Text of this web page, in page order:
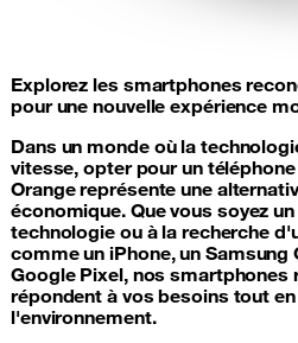
Explorez les smartphones
pour une nouvelle expérience
Dans un monde où la
vitesse, opter pour un
Orange représente une
économique. Que vous soyez
technologie ou à la recherche
comme un iPhone, un Samsung
Google Pixel, nos smartphones
répondent à vos besoins tout
l'environnement.